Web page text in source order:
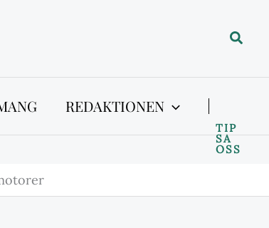
Sök
REDAKTIONEN
TIP
SA
OSS